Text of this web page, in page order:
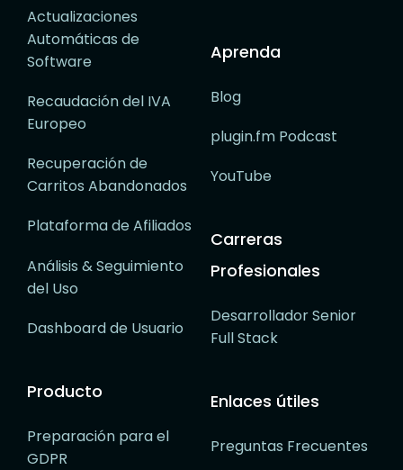
Actualizaciones
Automáticas de
Software
Recaudación del IVA
Europeo
Recuperación de
Carritos Abandonados
Plataforma de Afiliados
Análisis & Seguimiento
del Uso
Dashboard de Usuario
Producto
Preparación para el
GDPR
Aprenda
Blog
plugin.fm Podcast
YouTube
Carreras
Profesionales
Desarrollador Senior
Full Stack
Enlaces útiles
Preguntas Frecuentes